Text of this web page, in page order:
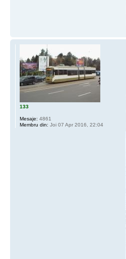
133
Mesaje: 4861
Membru din: Joi 07 Apr 2016, 22:04